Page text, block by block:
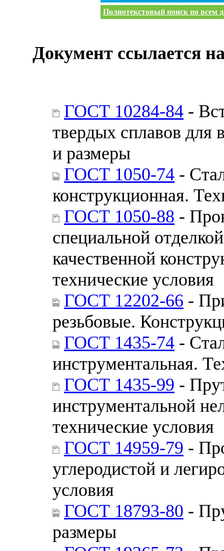
Полнотекстовый поиск по всем
Документ ссылается
ГОСТ 10284-84 -
твердых сплавов
и размеры
ГОСТ 1050-74 -
конструкционная.
ГОСТ 1050-88 -
специальной
качественной
технические условия
ГОСТ 12202-66 -
резьбовые.
ГОСТ 1435-74 -
инструментальная.
ГОСТ 1435-99 -
инструментальной
технические условия
ГОСТ 14959-79 -
углеродистой и
условия
ГОСТ 18793-80 -
размеры